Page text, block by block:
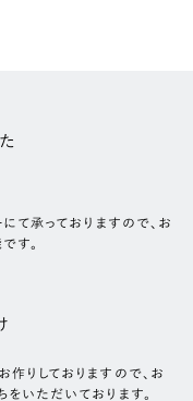
て承っておりますので、お
す。
作りしておりますので、お
いただいております。